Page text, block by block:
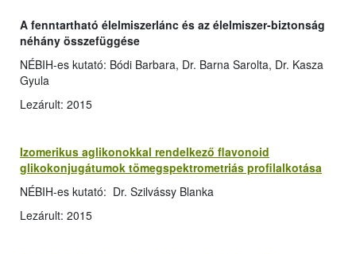
A fenntartható élelmiszerlánc és az élelmiszer-biztonság
néhány összefüggése
NÉBIH-es kutató: Bódi Barbara, Dr. Barna Sarolta, Dr. Kasza
Gyula
Lezárult: 2015
Izomerikus aglikonokkal rendelkező flavonoid
glikokonjugátumok tömegspektrometriás profilalkotása
NÉBIH-es kutató: Dr. Szilvássy Blanka
Lezárult: 2015